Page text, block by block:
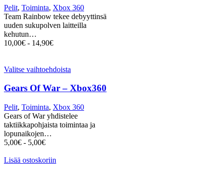
Pelit, Toiminta, Xbox 360
Team Rainbow tekee debyyttinsä
uuden sukupolven laitteilla
kehutun…
10,00€ - 14,90€
Valitse vaihtoehdoista
Gears Of War – Xbox360
Pelit, Toiminta, Xbox 360
Gears of War yhdistelee
taktiikkapohjaista toimintaa ja
lopunaikojen…
5,00€ - 5,00€
Lisää ostoskoriin